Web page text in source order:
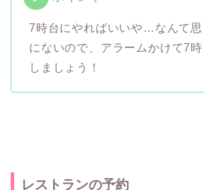
7時台にやればいいや…なんて
にないので、アラームかけて7
しましょう！
レストランの予約